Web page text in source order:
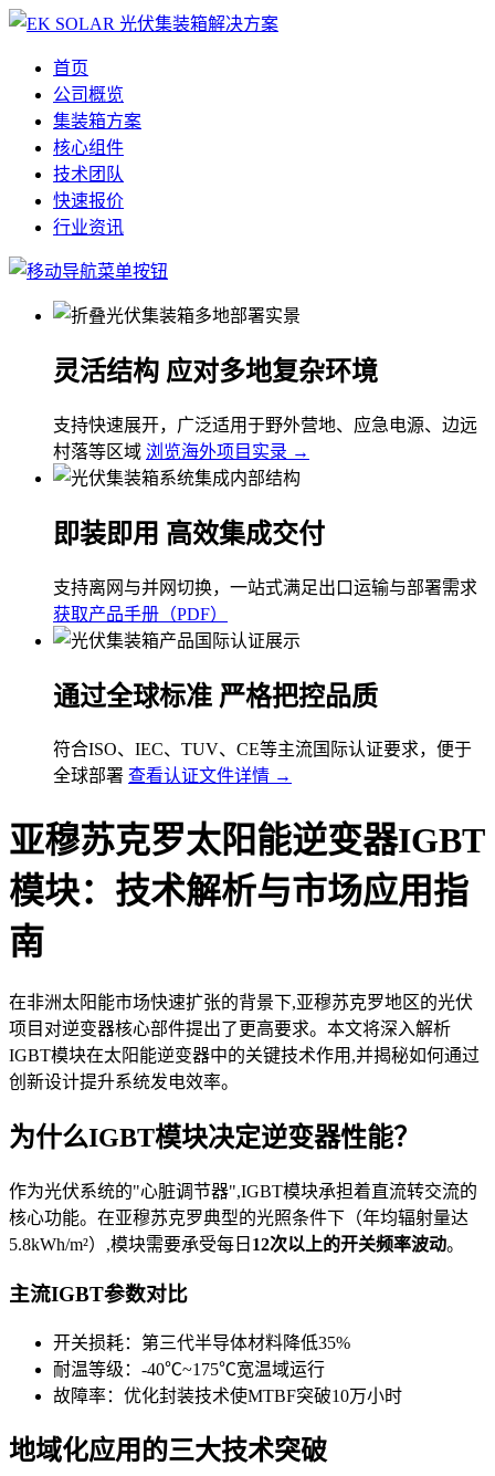
首页
公司概览
集装箱方案
核心组件
技术团队
快速报价
行业资讯
灵活结构 应对多地复杂环境
支持快速展开，广泛适用于野外营地、应急电源、边远
村落等区域 浏览海外项目实录 →
即装即用 高效集成交付
支持离网与并网切换，一站式满足出口运输与部署需求
获取产品手册（PDF）
通过全球标准 严格把控品质
符合ISO、IEC、TUV、CE等主流国际认证要求，便于
全球部署 查看认证文件详情 →
亚穆苏克罗太阳能逆变器IGBT
模块：技术解析与市场应用指
南
在非洲太阳能市场快速扩张的背景下,亚穆苏克罗地区的光伏
项目对逆变器核心部件提出了更高要求。本文将深入解析
IGBT模块在太阳能逆变器中的关键技术作用,并揭秘如何通过
创新设计提升系统发电效率。
为什么IGBT模块决定逆变器性能？
作为光伏系统的"心脏调节器",IGBT模块承担着直流转交流的
核心功能。在亚穆苏克罗典型的光照条件下（年均辐射量达
5.8kWh/m²）,模块需要承受每日 12次以上的开关频率波动。
主流IGBT参数对比
开关损耗：第三代半导体材料降低35%
耐温等级：-40℃~175℃宽温域运行
故障率：优化封装技术使MTBF突破10万小时
地域化应用的三大技术突破